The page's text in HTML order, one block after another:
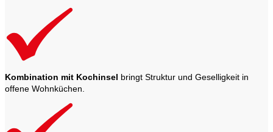
Kombination mit Kochinsel bringt Struktur und Geselligkeit in
offene Wohnküchen.